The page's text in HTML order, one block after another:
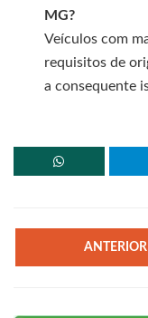
MG?
Veículos com
requisitos de
a consequente
ANTERIOR